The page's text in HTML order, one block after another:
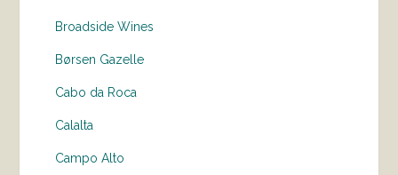
Broadside Wines
Børsen Gazelle
Cabo da Roca
Calalta
Campo Alto